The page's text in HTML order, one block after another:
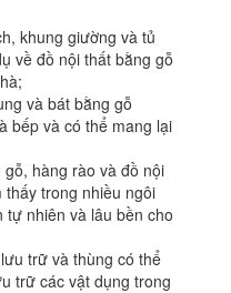
khung giường và tủ
về đồ nội thất bằng gỗ
và bát bằng gỗ
bếp và có thể mang lại
hàng rào và đồ nội
trong nhiều ngôi
tự nhiên và lâu bền cho
trữ và thùng có thể
trữ các vật dụng trong